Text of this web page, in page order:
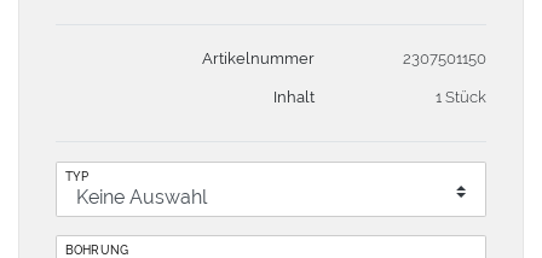
Artikelnummer 2307501150
Inhalt 1 Stück
TYP
BOHRUNG